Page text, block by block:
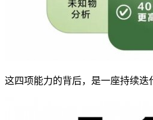
这四项能力的背后，是一座持续迭